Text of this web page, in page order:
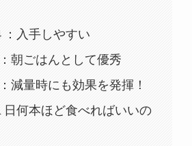
：入手しやすい
朝ごはんとして優秀
減量時にも効果を発揮！
日何本ほど食べればいいの